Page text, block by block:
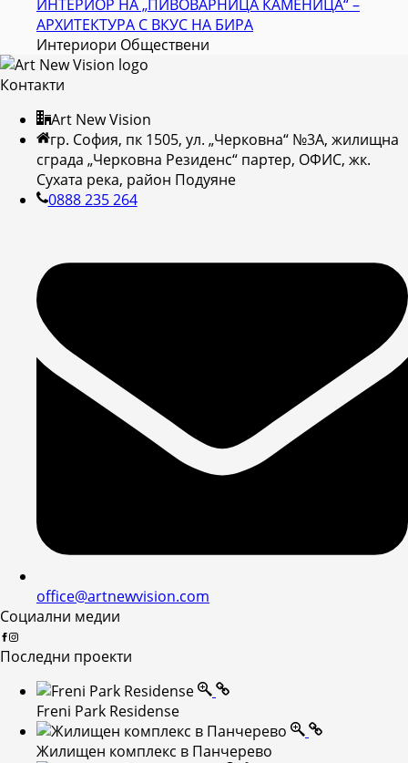
ИНТЕРИОР НА „ПИВОВАРНИЦА КАМЕНИЦА“ –
АРХИТЕКТУРА С ВКУС НА БИРА
Интериори Обществени
Контакти
Art New Vision
гр. София, пк 1505, ул. „Черковна“ №3А, жилищна
сграда „Черковна Резиденс“ партер, ОФИС, жк.
Сухата река, район Подуяне
0888 235 264
office@artnewvision.com
Социални медии
Последни проекти
Freni Park Residense
Жилищен комплекс в Панчерево